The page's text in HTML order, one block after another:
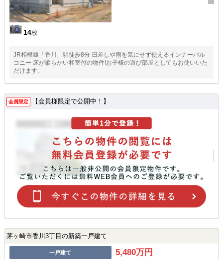
14枚
JR相模線「香川」駅徒歩8分 日差しや雨を気にせず使えるインナーバル
コニー 床が柔らかい和室付の物件!お子様の遊び部屋としてもお使いいた
だけます。
会員限定 【会員様限定で公開中！】
茅ヶ崎市香川3丁目の新築一戸建て
一戸建て 5,480万円